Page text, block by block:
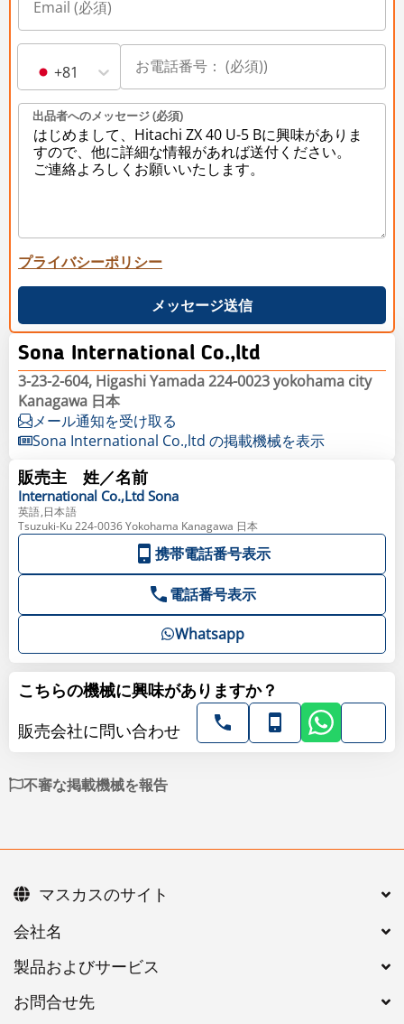
+81
出品者へのメッセージ (必須)
プライバシーポリシー
メッセージ送信
Sona International Co.,ltd
3-23-2-604, Higashi Yamada 224-0023 yokohama city
Kanagawa 日本
メール通知を受け取る
Sona International Co.,ltd の掲載機械を表示
販売主 姓／名前
International Co.,Ltd Sona
英語,日本語
Tsuzuki-Ku 224-0036 Yokohama Kanagawa 日本
携帯電話番号表示
電話番号表示
Whatsapp
こちらの機械に興味がありますか？
販売会社に問い合わせ
不審な掲載機械を報告
会社名
製品およびサービス
お問合せ先
マスカスのサイト